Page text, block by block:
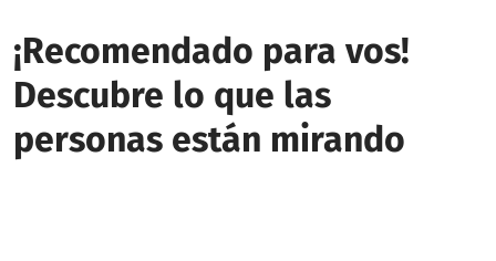
¡Recomendado para vos!
Descubre lo que las
personas están mirando